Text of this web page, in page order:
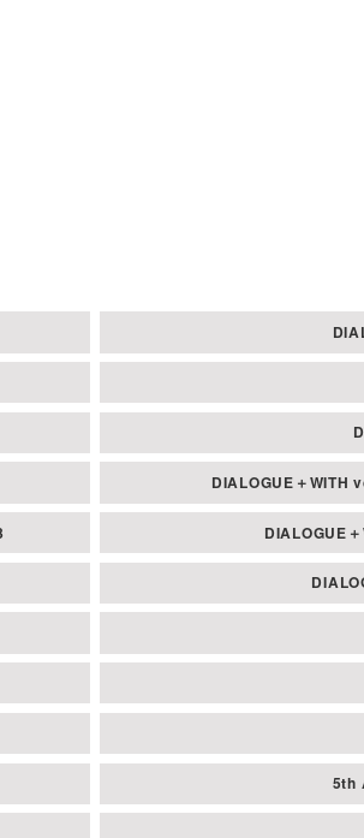
る撮影、録音等は固くお断りいたします。（
帯びでのイベント参加は禁止です。
判断した場合は、スタッフより注意させてい
催者が判断した場合、ご退場もしくはご入場
物破損については、運営、会場側は責任を負
ッカーにあらかじめお預けする事をお勧めい
せん。
一紛失されても責任は負いません。
ベント終了後1週間後に処分させていただきま
連れする場合は事前に問い合わせ先までご相
いて行動してください。
能性がございます。あらかじめご了承ください
、やむをえずイベントが中止となる場合がご
ります。
DIALOGUE＋WITH
DIALOGUE
5th